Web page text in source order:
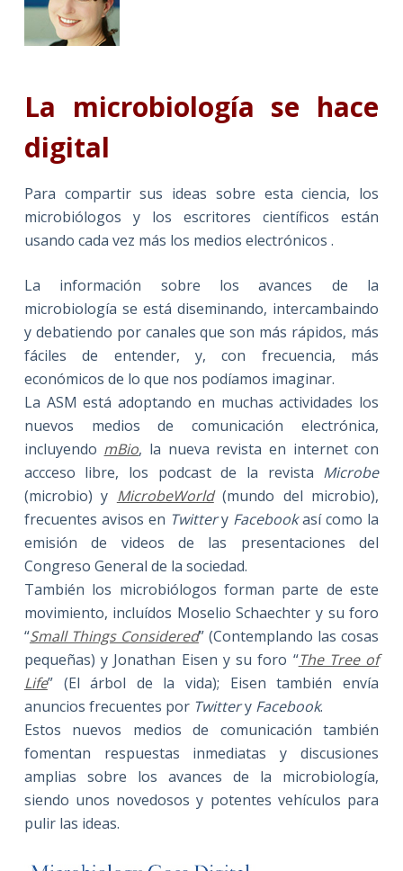
La microbiología se hace
digital
Para compartir sus ideas sobre esta ciencia, los
microbiólogos y los escritores científicos están
usando cada vez más los medios electrónicos .
La información sobre los avances de la
microbiología se está diseminando, intercambaindo
y debatiendo por canales que son más rápidos, más
fáciles de entender, y, con frecuencia, más
económicos de lo que nos podíamos imaginar.
La ASM está adoptando en muchas actividades los
nuevos medios de comunicación electrónica,
incluyendo mBio, la nueva revista en internet con
accceso libre, los podcast de la revista Microbe
(microbio) y MicrobeWorld(mundo del microbio),
frecuentes avisos en Twittery Facebookasí como la
emisión de videos de las presentaciones del
Congreso General de la sociedad.
También los microbiólogos forman parte de este
movimiento, incluídos Moselio Schaechter y su foro
“Small Things Considered” (Contemplando las cosas
pequeñas) y Jonathan Eisen y su foro “The Tree of
Life” (El árbol de la vida); Eisen también envía
anuncios frecuentes por Twittery Facebook.
Estos nuevos medios de comunicación también
fomentan respuestas inmediatas y discusiones
amplias sobre los avances de la microbiología,
siendo unos novedosos y potentes vehículos para
pulir las ideas.